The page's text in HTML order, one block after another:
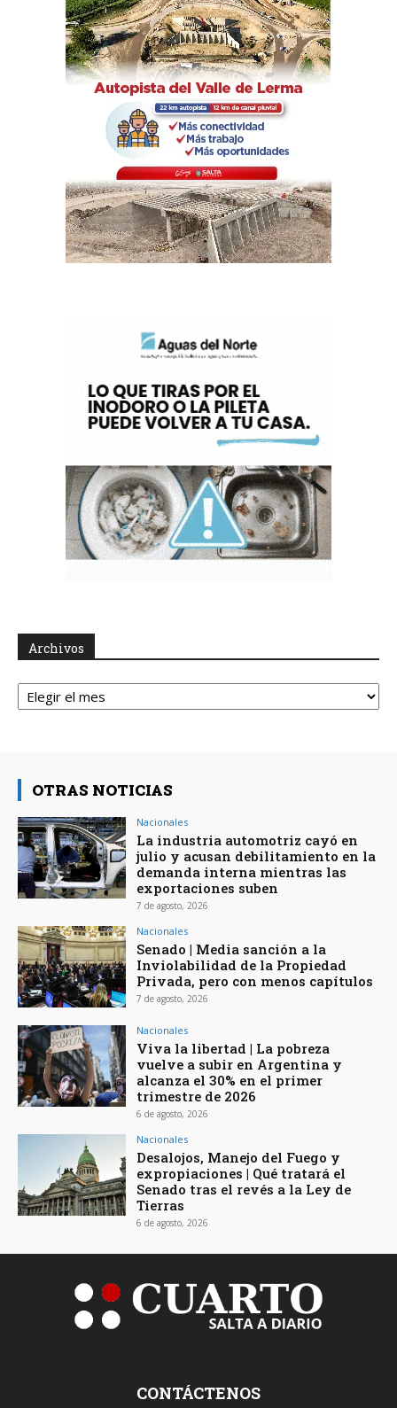
Archivos
Archivos
OTRAS NOTICIAS
Nacionales
La industria automotriz cayó en
julio y acusan debilitamiento en la
demanda interna mientras las
exportaciones suben
7 de agosto, 2026
Nacionales
Senado | Media sanción a la
Inviolabilidad de la Propiedad
Privada, pero con menos capítulos
7 de agosto, 2026
Nacionales
Viva la libertad | La pobreza
vuelve a subir en Argentina y
alcanza el 30% en el primer
trimestre de 2026
6 de agosto, 2026
Nacionales
Desalojos, Manejo del Fuego y
expropiaciones | Qué tratará el
Senado tras el revés a la Ley de
Tierras
6 de agosto, 2026
CONTÁCTENOS